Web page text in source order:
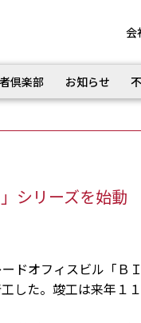
会
倶楽部 お知らせ
シリーズを始動
ドオフィスビル「Ｂ
した。竣工は来年１